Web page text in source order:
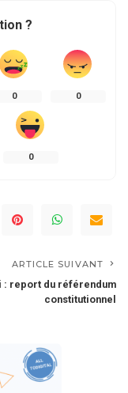
?
0 0
0
ARTICLE SUIVANT
: report du référendum
constitutionnel